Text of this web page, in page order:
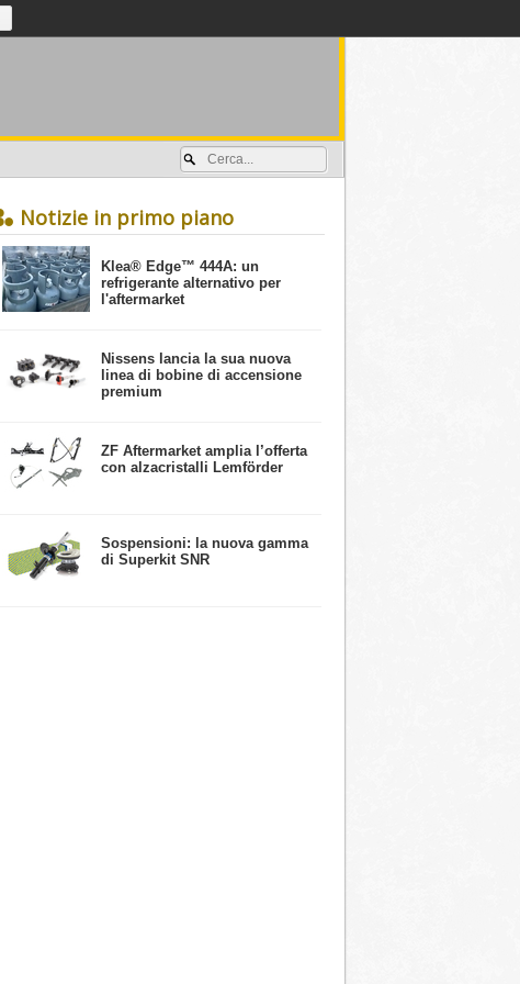
Notizie in primo piano
​Klea® Edge™ 444A: un
refrigerante alternativo per
l'aftermarket
Nissens lancia la sua nuova
linea di bobine di accensione
premium
ZF Aftermarket amplia l’offerta
con alzacristalli Lemförder
​Sospensioni: la nuova gamma
di Superkit SNR